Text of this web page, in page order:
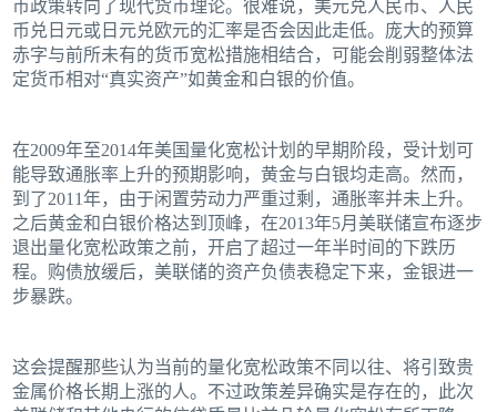
币政策转向了现代货币理论。很难说，美元兑人民币、人民
币兑日元或日元兑欧元的汇率是否会因此走低。庞大的预算
赤字与前所未有的货币宽松措施相结合，可能会削弱整体法
定货币相对“真实资产”如黄金和白银的价值。
在2009年至2014年美国量化宽松计划的早期阶段，受计划可
能导致通胀率上升的预期影响，黄金与白银均走高。然而，
到了2011年，由于闲置劳动力严重过剩，通胀率并未上升。
之后黄金和白银价格达到顶峰，在2013年5月美联储宣布逐步
退出量化宽松政策之前，开启了超过一年半时间的下跌历
程。购债放缓后，美联储的资产负债表稳定下来，金银进一
步暴跌。
这会提醒那些认为当前的量化宽松政策不同以往、将引致贵
金属价格长期上涨的人。不过政策差异确实是存在的，此次